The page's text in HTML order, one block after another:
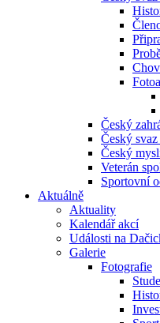
Český
Český
Český
Veterán
Sportovní
Aktuálně
Aktuality
Kalendář akcí
Události na
Galerie
Fotografie